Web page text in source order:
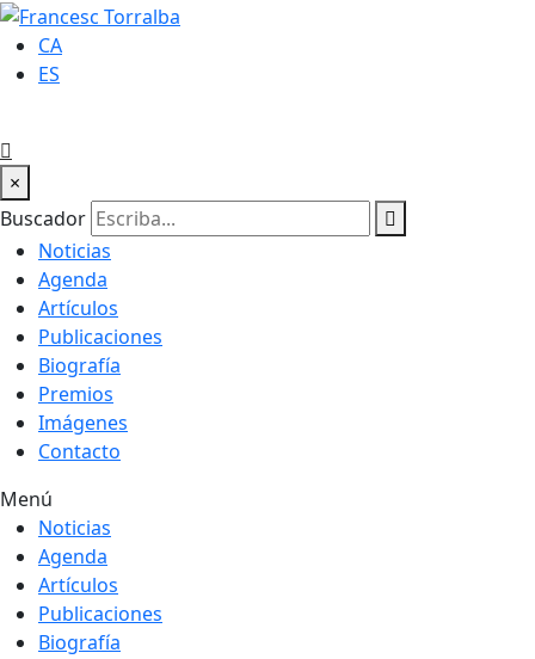
CA
ES
×
Buscador
Noticias
Agenda
Artículos
Publicaciones
Biografía
Premios
Imágenes
Contacto
Menú
Noticias
Agenda
Artículos
Publicaciones
Biografía